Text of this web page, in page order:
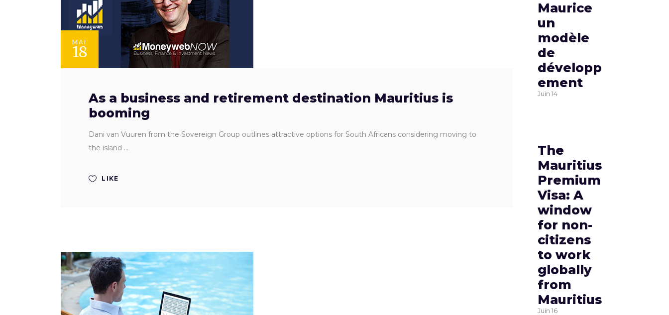
MAI
18
As a business and retirement destination Mauritius is
booming
Dani van Vuuren from the Sovereign Group outlines attractive options for South Africans considering moving to
the island
LIKE
Maurice
un
modèle
de
développ
ement
Juin 14
The
Mauritius
Premium
Visa: A
window
for non-
citizens
to work
globally
from
Mauritius
Juin 16